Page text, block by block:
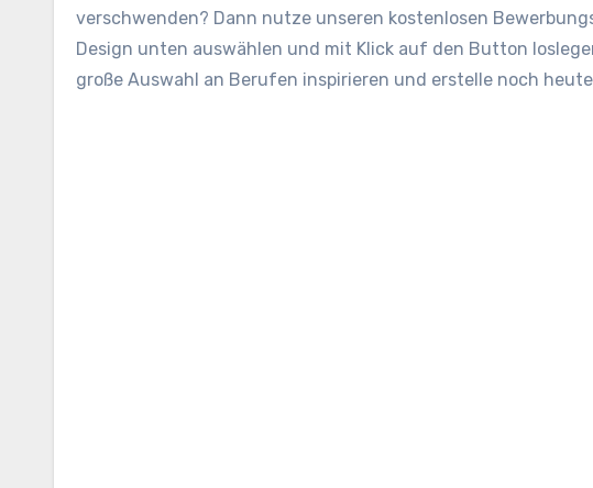
verschwenden? Dann nutze unseren kostenlosen
Design unten auswählen und mit Klick auf den Button
große Auswahl an Berufen inspirieren und erstelle noch